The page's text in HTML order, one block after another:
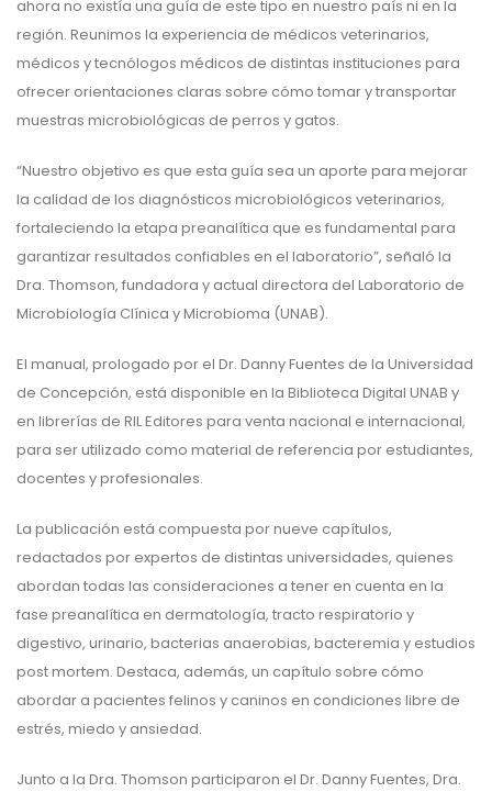
ahora no existía una guía de este tipo en nuestro país ni en la
región. Reunimos la experiencia de médicos veterinarios,
médicos y tecnólogos médicos de distintas instituciones para
ofrecer orientaciones claras sobre cómo tomar y transportar
muestras microbiológicas de perros y gatos.
“Nuestro objetivo es que esta guía sea un aporte para mejorar
la calidad de los diagnósticos microbiológicos veterinarios,
fortaleciendo la etapa preanalítica que es fundamental para
garantizar resultados confiables en el laboratorio”, señaló la
Dra. Thomson, fundadora y actual directora del Laboratorio de
Microbiología Clínica y Microbioma (UNAB).
El manual, prologado por el Dr. Danny Fuentes de la Universidad
de Concepción, está disponible en la Biblioteca Digital UNAB y
en librerías de RIL Editores para venta nacional e internacional,
para ser utilizado como material de referencia por estudiantes,
docentes y profesionales.
La publicación está compuesta por nueve capítulos,
redactados por expertos de distintas universidades, quienes
abordan todas las consideraciones a tener en cuenta en la
fase preanalítica en dermatología, tracto respiratorio y
digestivo, urinario, bacterias anaerobias, bacteremia y estudios
post mortem. Destaca, además, un capítulo sobre cómo
abordar a pacientes felinos y caninos en condiciones libre de
estrés, miedo y ansiedad.
Junto a la Dra. Thomson participaron el Dr. Danny Fuentes, Dra.